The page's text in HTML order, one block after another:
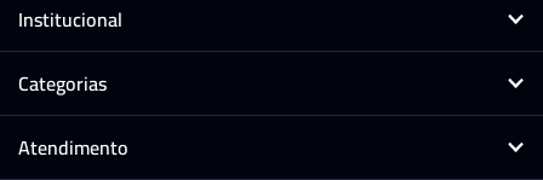
Institucional
Categorias
Atendimento